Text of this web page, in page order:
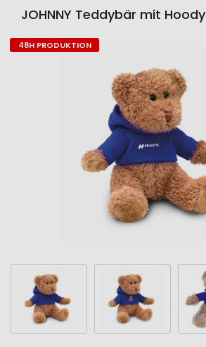
JOHNNY Teddybär mit Hoody
Zum
48H PRODUKTION